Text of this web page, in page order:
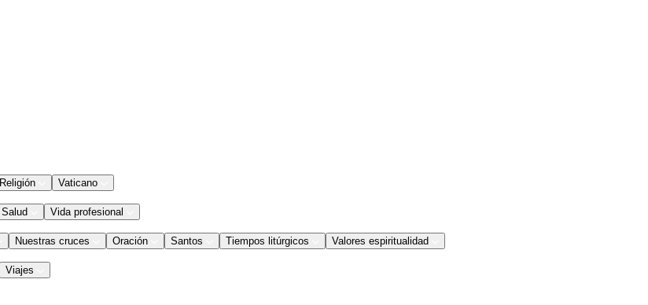
Religión Vaticano
Salud Vida profesional
Nuestras cruces Oración Santos Tiempos litúrgicos Valores espiritualidad
Viajes